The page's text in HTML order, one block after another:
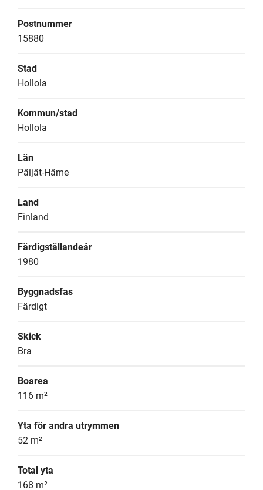
Postnummer
15880
Stad
Hollola
Kommun/stad
Hollola
Län
Päijät-Häme
Land
Finland
Färdigställandeår
1980
Byggnadsfas
Färdigt
Skick
Bra
Boarea
116 m²
Yta för andra utrymmen
52 m²
Total yta
168 m²